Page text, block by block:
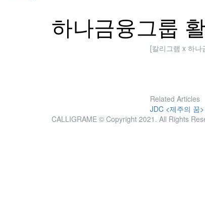
하나금융그룹
[칼리그램 x 하나
Related Articles
JDC <제주의 꿈
CALLIGRAME © Copyright 2021. All Rights